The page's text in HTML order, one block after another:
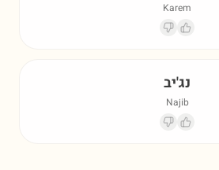
Karem
נג'יב
Najib